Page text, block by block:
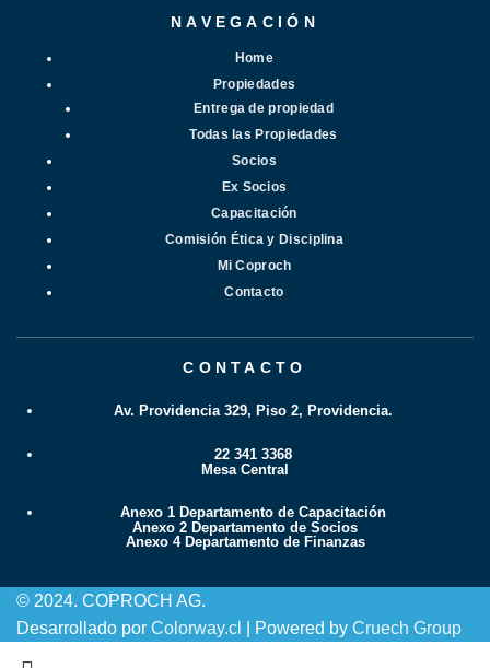
NAVEGACIÓN
Home
Propiedades
Entrega de propiedad
Todas las Propiedades
Socios
Ex Socios
Capacitación
Comisión Ética y Disciplina
Mi Coproch
Contacto
CONTACTO
Av. Providencia 329, Piso 2, Providencia.
22 341 3368
Mesa Central
Anexo 1 Departamento de Capacitación
Anexo 2 Departamento de Socios
Anexo 4 Departamento de Finanzas
© 2024. COPROCH AG.
Desarrollado por Colorway.cl | Powered by Cruech Group